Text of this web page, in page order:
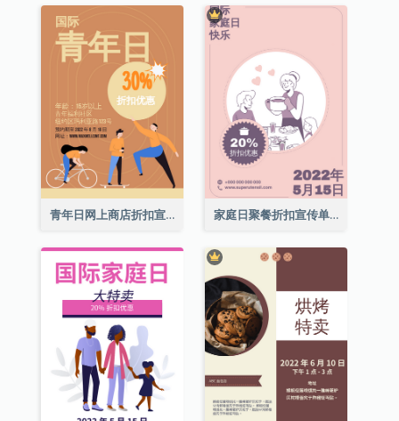
青年日网上商店折扣宣传单张 家庭日聚餐折扣宣传单张